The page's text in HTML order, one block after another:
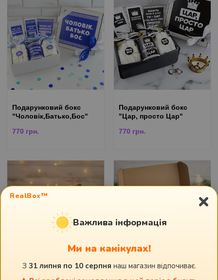
Подарунковий бокс
"Чоловік,Батько,Бос"
770 грн.
Подарунковий бокс
"Цар, просто Цар"
770 грн.
RealBox™ ×
Важлива інформація
Ми на канікулах!
З 31 липня по 10 серпня наш магазин відпочиває.